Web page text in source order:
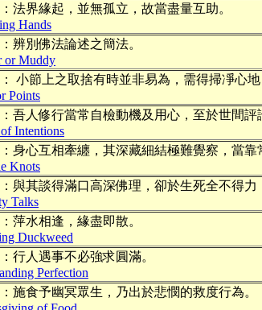
：法界緣起，並無孤立，故當盡量互助。
Hands
：辨別佛法論述之簡法。
or Muddy
： 小節上之取捨有時並非易為，需得掃凈心
Points
：吾人修行當常自檢動機及用心，至於世間評
Intentions
：身心互相牽纏，其深藏細結極難覺察，當
Knots
：與其談得滿口高深佛理，卻於生死全不得力
Talks
：萍水相逢，緣盡即散。
Duckweed
：行人遇事不必強求圓滿。
Perfection
：施食予幽冥眾生，乃出於悲憫的救度行為。